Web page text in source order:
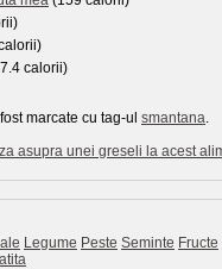
calorii)
marcate cu tag-ul smantana.
asupra unei greseli la acest
Legume Peste Seminte Fructe